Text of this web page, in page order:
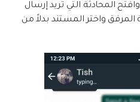
انتقل إلى WhatsApp وافتح المحادثة التي تريد إرسال
واختر المستند بدلاً من